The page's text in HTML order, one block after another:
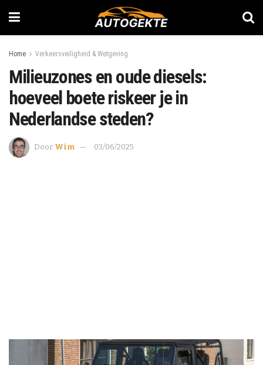
Home Verkeersveiligheid & Wetgeving
Milieuzones en oude diesels:
hoeveel boete riskeer je in
Nederlandse steden?
Door Wim 03/06/2025